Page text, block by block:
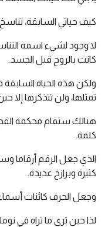
كيف حياتي السابقة،
لا وجود لشيء اسمه
كانت بالروح قبل الجسد.
ولكن هذه الحياة السابقة
تمثلها، ولن تتذكرها إلا
هنالك ستقام محكمة
كلمة.
الذي جعل الرقم أرقاما
كثيرة وبرازخ عديدة.
وجعل الحرف كائنات
لذا حين ترى ما تراه في